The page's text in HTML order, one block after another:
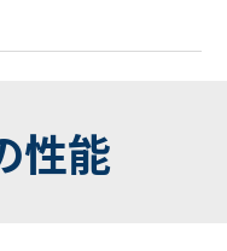
性能